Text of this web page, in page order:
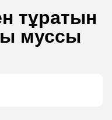
тұратын
муссы